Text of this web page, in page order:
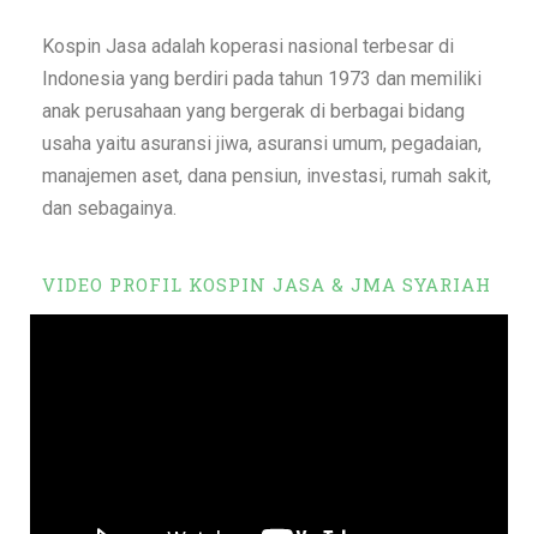
Kospin Jasa adalah koperasi nasional terbesar di
Indonesia yang berdiri pada tahun 1973 dan memiliki
anak perusahaan yang bergerak di berbagai bidang
usaha yaitu asuransi jiwa, asuransi umum, pegadaian,
manajemen aset, dana pensiun, investasi, rumah sakit,
dan sebagainya.
VIDEO PROFIL KOSPIN JASA & JMA SYARIAH